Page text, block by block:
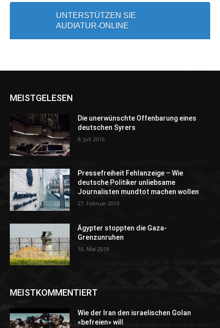
UNTERSTÜTZEN SIE
AUDIATUR-ONLINE
MEISTGELESEN
Die unerwünschte Offenbarung eines
deutschen Syrers
8. Juli 2016
Pressefreiheit Fehlanzeige – Wie
deutsche Politiker unliebsame
Journalisten mundtot machen wollen
27. Februar 2019
Ägypter stoppten die Gaza-
Grenzunruhen
16. Mai 2018
MEISTKOMMENTIERT
Wie der Iran den israelischen Golan
«befreien» will